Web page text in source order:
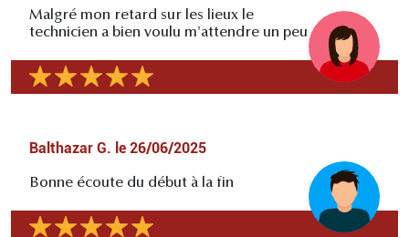
Malgré mon retard sur les lieux le
technicien a bien voulu m'attendre un peu
Balthazar G. le 26/06/2025
Bonne écoute du début à la fin